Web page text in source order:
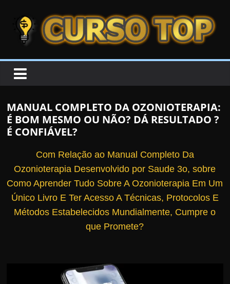
CURSOTOP
s
e
l
e
MANUAL COMPLETO DA OZONIOTERAPIA:
É BOM MESMO OU NÃO? DÁ RESULTADO ?
É CONFIÁVEL?
Com Relação ao Manual Completo Da
Ozonioterapia Desenvolvido por Saude 3o, sobre
Como Aprender Tudo Sobre A Ozonioterapia Em Um
Único Livro E Ter Acesso A Técnicas, Protocolos E
Métodos Estabelecidos Mundialmente, Cumpre o
que Promete?